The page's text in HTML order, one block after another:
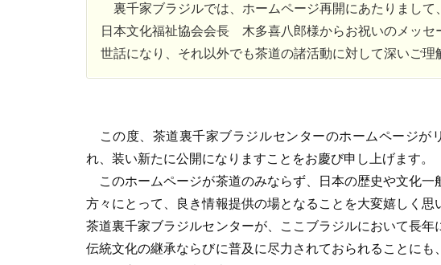
裏千家ブラジルでは、ホームページ再開にあたりまし
日本文化福祉協会会長 木多喜八郎様からお祝いのメッ
世話になり、それ以外でも茶道の諸活動に対して深いご理
この度、茶道裏千家ブラジルセンターのホームページが
れ、装い新たに公開になりますことをお慶び申し上げます。
このホームページが茶道のみならず、日本の歴史や文化一
方々にとって、良き情報提供の場となることを大変嬉しく思
茶道裏千家ブラジルセンターが、ここブラジルにおいて長年
伝統文化の継承ならびに普及に尽力されておられることにも